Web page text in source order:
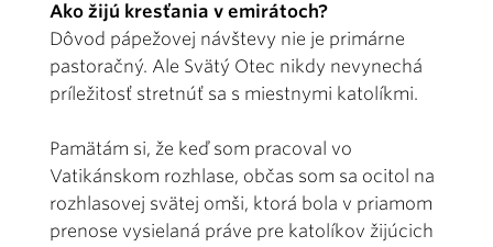
Ako žijú kresťania v emirátoch?
Dôvod pápežovej návštevy nie je primárne
pastoračný. Ale Svätý Otec nikdy nevynechá
príležitosť stretnúť sa s miestnymi katolíkmi.
Pamätám si, že keď som pracoval vo
Vatikánskom rozhlase, občas som sa ocitol na
rozhlasovej svätej omši, ktorá bola v priamom
prenose vysielaná práve pre katolíkov žijúcich